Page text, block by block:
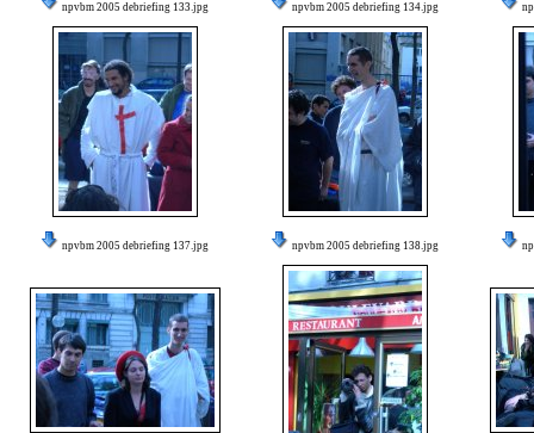
npvbm 2005 debriefing 133.jpg npvbm 2005 debriefing 134.jpg
npvbm 2005 debriefing 137.jpg npvbm 2005 debriefing 138.jpg